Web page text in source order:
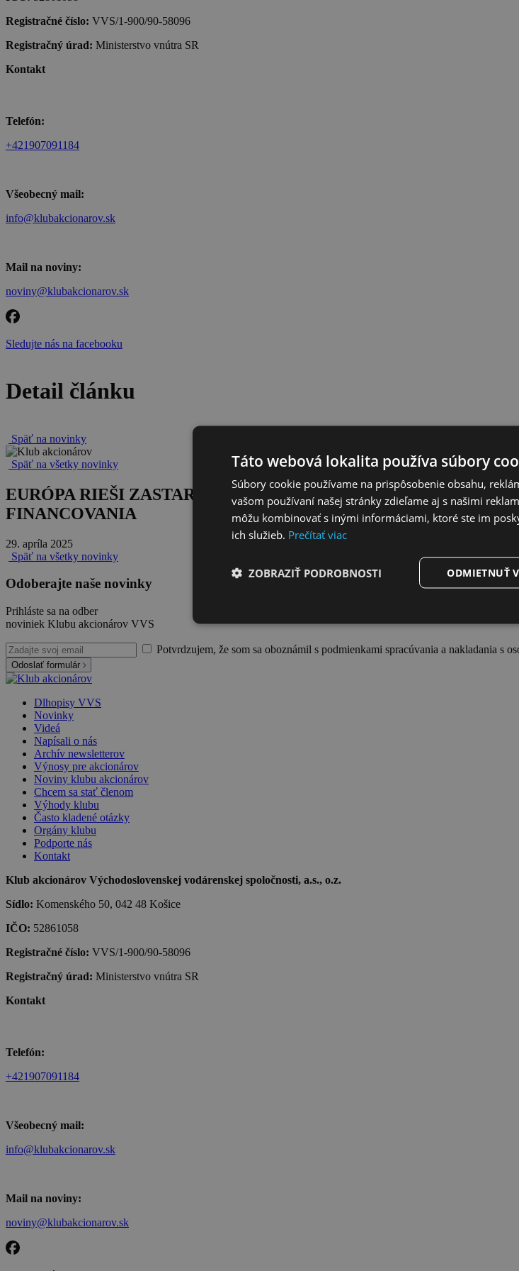
Registračné číslo: VVS/1-900/90-58096
Registračný úrad: Ministerstvo vnútra SR
Kontakt
Telefón:
+421907091184
Všeobecný mail:
info@klubakcionarov.sk
Mail na noviny:
noviny@klubakcionarov.sk
Sledujte nás na facebooku
Detail článku
Späť na novinky
Späť na všetky novinky
EURÓPA RIEŠI ZASTARANÚ INFRAŠTRUKTÚRU, NAMIESTO
FINANCOVANIA
29. apríla 2025
Späť na všetky novinky
Odoberajte naše novinky
Prihláste sa na odber
noviniek Klubu akcionárov VVS
Potvrdzujem, že som sa oboznámil s podmienkami spracúvania a nakladania s
Odoslať formulár
Dlhopisy VVS
Novinky
Videá
Napísali o nás
Archív newsletterov
Výnosy pre akcionárov
Noviny klubu akcionárov
Chcem sa stať členom
Výhody klubu
Často kladené otázky
Orgány klubu
Podporte nás
Kontakt
Klub akcionárov Východoslovenskej vodárenskej spoločnosti, a.s., o.z.
Sídlo: Komenského 50, 042 48 Košice
IČO: 52861058
Registračné číslo: VVS/1-900/90-58096
Registračný úrad: Ministerstvo vnútra SR
Kontakt
Telefón:
+421907091184
Všeobecný mail:
info@klubakcionarov.sk
Mail na noviny:
noviny@klubakcionarov.sk
Táto webová lokalita používa súbory
Súbory cookie používame na prispôsobenie obsahu,
vašom používaní našej stránky zdieľame aj s našimi
môžu kombinovať s inými informáciami, ktoré ste im
ich služieb. Prečítať viac
ODMIETNUŤ
ZOBRAZIŤ PODROBNOSTI